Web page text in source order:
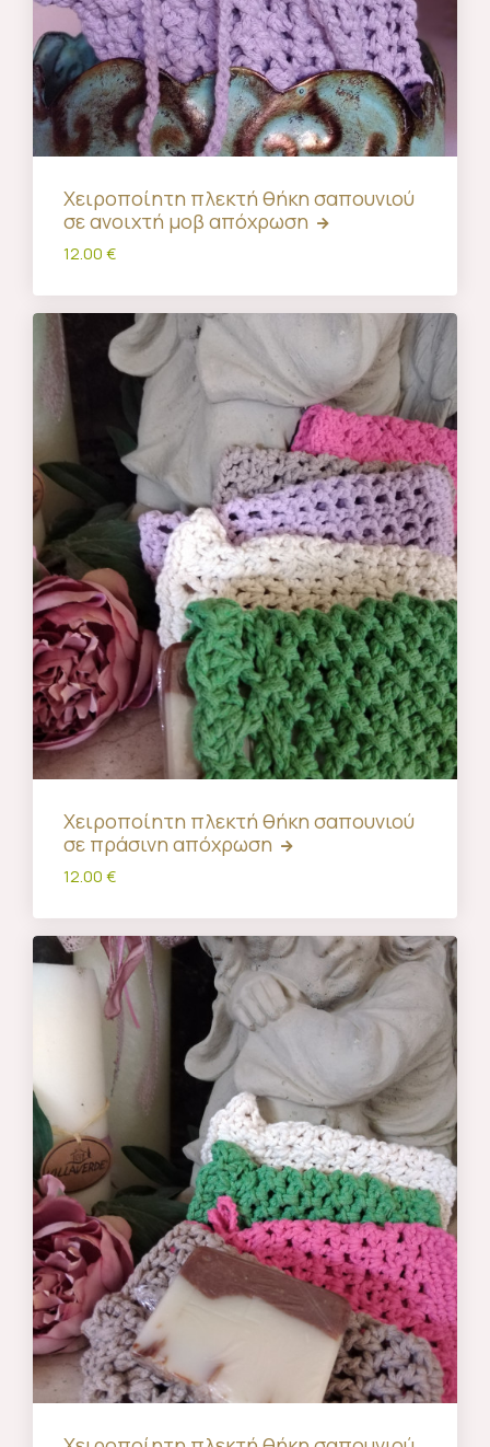
Χειροποίητη πλεκτή θήκη σαπουνιού
σε ανοιχτή μοβ απόχρωση
12.00 €
Χειροποίητη πλεκτή θήκη σαπουνιού
σε πράσινη απόχρωση
12.00 €